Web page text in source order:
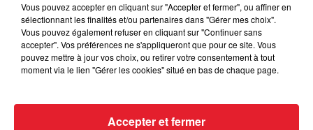
les plus joues dans les club de la capitale. Rendez-vous
samedi à 20h sur Urban hit
Vous pouvez accepter en cliquant sur "Accepter et fermer", ou affiner en
sélectionnant les finalités et/ou partenaires dans "Gérer mes choix".
Vous pouvez également refuser en cliquant sur "Continuer sans
accepter". Vos préférences ne s'appliqueront que pour ce site. Vous
pouvez mettre à jour vos choix, ou retirer votre consentement à tout
moment via le lien "Gérer les cookies" situé en bas de chaque page.
Accepter et fermer